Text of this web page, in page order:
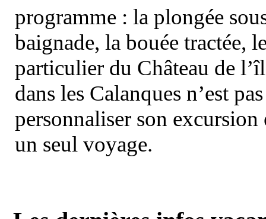
programme : la plongée
baignade, la bouée tractée,
particulier du Château de
dans les Calanques n’est
personnaliser son
un seul voyage.